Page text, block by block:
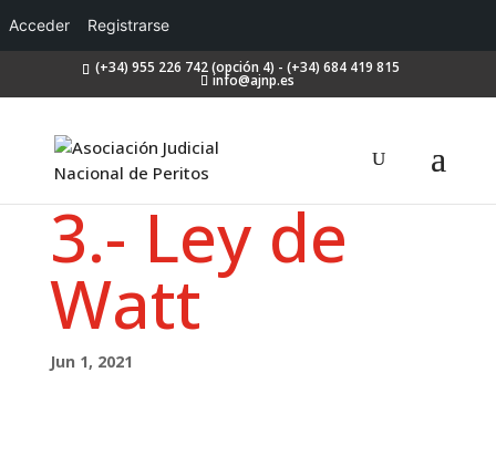
Acceder Registrarse
(+34) 955 226 742 (opción 4) - (+34) 684 419 815
info@ajnp.es
3.- Ley de
Watt
Jun 1, 2021